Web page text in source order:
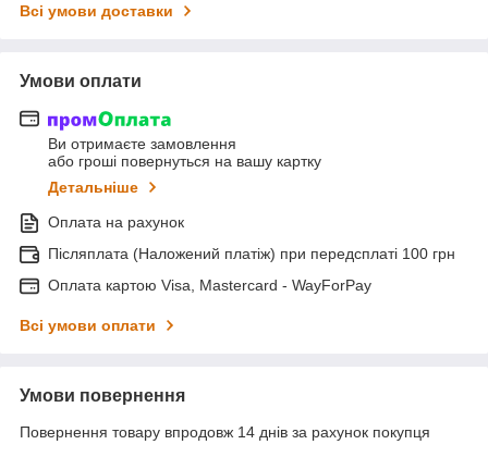
Всі умови доставки
Умови оплати
Ви отримаєте замовлення
або гроші повернуться на вашу картку
Детальніше
Оплата на рахунок
Післяплата (Наложений платіж) при передсплаті 100 грн
Оплата картою Visa, Mastercard - WayForPay
Всі умови оплати
Умови повернення
Повернення товару впродовж 14 днів за рахунок покупця